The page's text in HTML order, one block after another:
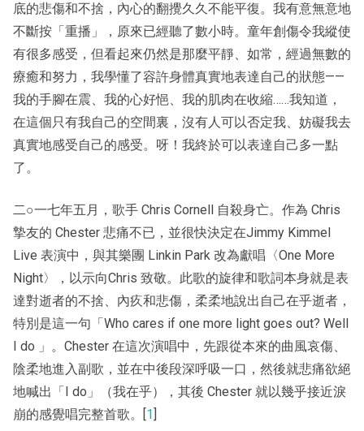
底的悲傷和不捨，內心的翻攪久久不能平復。我有意無意地
不斷按「重播」，原來已經聽了數小時。童年創傷令我縱使
有很多感受，但看起來仍然是那麼平靜、如常，經過無數的
療癒和努力，我學懂了容許身體真實地表達自己的狀態——
我的手腳在震、我的心好悒、我的肌肉在收縮……我知道，
在這個只有我自己的空間裏，沒有人可以否定我、妨礙我去
真實地感受自己的感受。呀！我終於可以表達自己多一點
了。
二○一七年五月，歌手 Chris Cornell 自殺身亡。作為 Chris
摯友的 Chester 悲痛不已，並很快決定在Jimmy Kimmel
Live 表演中，與其樂團 Linkin Park 改為獻唱〈One More
Night〉，以示向Chris 致敬。此歌的旋律和歌詞本身就是表
達對逝者的不捨、內疚和悲傷，柔柔地說出自己在乎逝者，
特別是這一句「Who cares if one more light goes out? Well
I do 」。Chester 在這次演唱中，先跟從本來的曲風哀傷、
陰柔地進入副歌，並在中後段深呼吸一口，然後就悲痛欲絕
地喊出「I do」（我在乎），其後 Chester 就以幾乎接近淚
崩的感覺唱完整首歌。[ 1